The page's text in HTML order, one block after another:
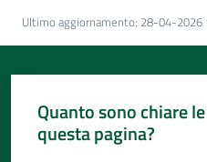
cittadini
Ultimo aggiornamento: 28-04-2026
Quanto sono chiare
questa pagina?